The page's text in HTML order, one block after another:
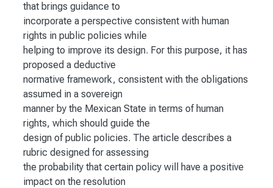
that brings guidance to
incorporate a perspective consistent with human
rights in public policies while
helping to improve its design. For this purpose, it has
proposed a deductive
normative framework, consistent with the obligations
assumed in a sovereign
manner by the Mexican State in terms of human
rights, which should guide the
design of public policies. The article describes a
rubric designed for assessing
the probability that certain policy will have a positive
impact on the resolution